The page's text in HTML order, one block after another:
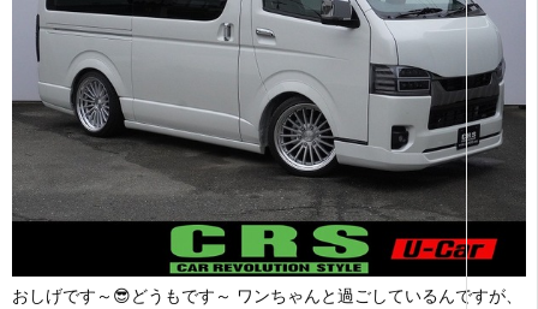
おしげです～😎どうもです～ ワンちゃんと過ごしているんですが、